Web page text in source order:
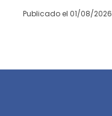
Publicado el 01/08/2026